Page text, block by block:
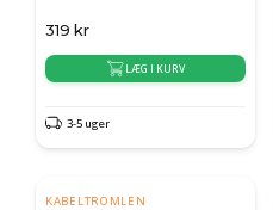
319 kr
LÆG I KURV
3-5 uger
KABELTROMLEN